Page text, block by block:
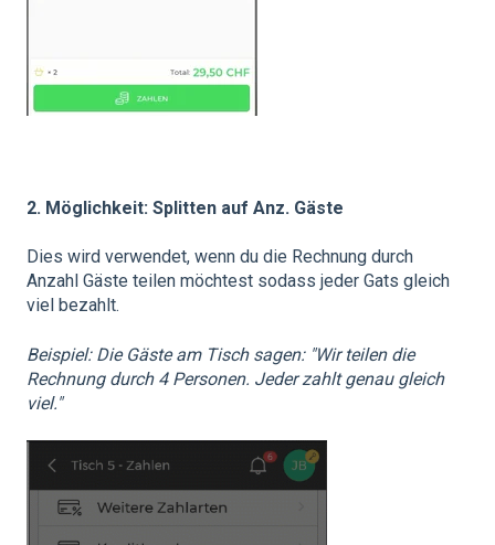
2. Möglichkeit: Splitten auf Anz. Gäste
Dies wird verwendet, wenn du die Rechnung durch
Anzahl Gäste teilen möchtest sodass jeder Gats gleich
viel bezahlt.
Beispiel: Die Gäste am Tisch sagen: "Wir teilen die
Rechnung durch 4 Personen. Jeder zahlt genau gleich
viel."